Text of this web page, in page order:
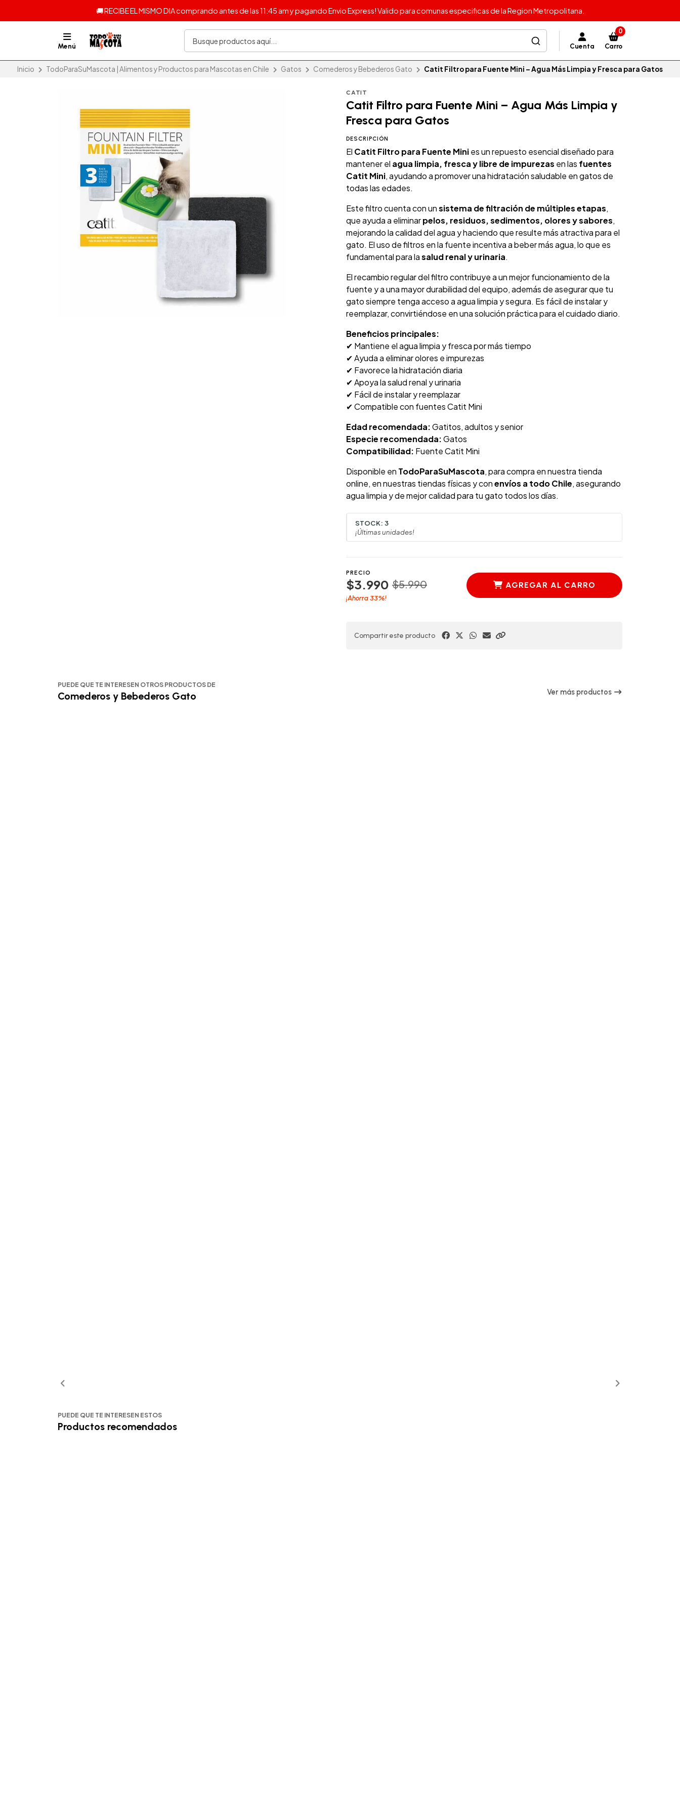
🚚 RECIBE EL MISMO DIA comprando antes de las 11:45 am y pagando Envio Express! Valido para comunas especificas de la Region Metropolitana.
Menú Cuenta
0
Carro
Inicio TodoParaSuMascota | Alimentos y Productos para Mascotas en Chile Gatos Comederos y Bebederos Gato Catit Filtro para Fuente Mini – Agua Más Limpia y Fresca para Gatos
CATIT
Catit Filtro para Fuente Mini – Agua Más Limpia y
Fresca para Gatos
DESCRIPCIÓN
El Catit Filtro para Fuente Minies un repuesto esencial diseñado para
mantener el agua limpia, fresca y libre de impurezas en las fuentes
Catit Mini, ayudando a promover una hidratación saludable en gatos de
todas las edades.
Este filtro cuenta con unsistema de filtración de múltiples etapas,
que ayuda a eliminarpelos, residuos, sedimentos, olores y sabores,
mejorando la calidad del agua y haciendo que resulte más atractiva para el
gato. El uso de filtros en la fuente incentiva a beber más agua, lo que es
fundamental para lasalud renal y urinaria.
El recambio regular del filtro contribuye a un mejor funcionamiento de la
fuente y a una mayor durabilidad del equipo, además de asegurar que tu
gato siempre tenga acceso a agua limpia y segura. Es fácil de instalar y
reemplazar, convirtiéndose en una solución práctica para el cuidado diario.
Beneficios principales:
✔ Mantiene el agua limpia y fresca por más tiempo
✔ Ayuda a eliminar olores e impurezas
✔ Favorece la hidratación diaria
✔ Apoya la salud renal y urinaria
✔ Fácil de instalar y reemplazar
✔ Compatible con fuentes Catit Mini
Edad recomendada:Gatitos, adultos y senior
Especie recomendada:Gatos
Compatibilidad: Fuente Catit Mini
Disponible en TodoParaSuMascota, para compra en nuestra tienda
online, en nuestras tiendas físicas y conenvíos a todo Chile, asegurando
agua limpia y de mejor calidad para tu gato todos los días.
STOCK: 3
¡Últimas unidades!
PRECIO
$3.990 $5.990
¡Ahorra33%!
AGREGAR AL CARRO
Compartir este producto
PUEDE QUE TE INTERESEN OTROS PRODUCTOS DE
Comederos y Bebederos Gato Ver más productos
PUEDE QUE TE INTERESEN ESTOS
Productos recomendados